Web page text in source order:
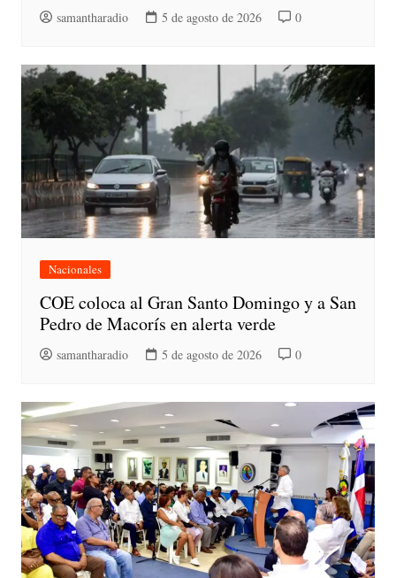
samantharadio 5 de agosto de 2026 0
Nacionales
COE coloca al Gran Santo Domingo y a San
Pedro de Macorís en alerta verde
samantharadio 5 de agosto de 2026 0